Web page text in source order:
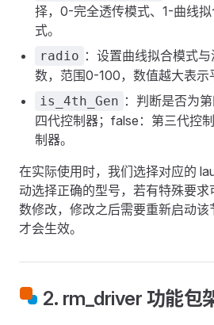
择，0-完全透传模式、1-曲线
式。
radio ：设置曲线拟合模式
数，范围0-100，数值越大表示
is_4th_Gen ：判断是否为
四代控制器；false：第三代控
制器。
在实际使用时，我们选择对应的
动选择正确的型号，若有特殊要
数修改，修改之后需要重新启动
才会生效。
2. rm_driver 功能包